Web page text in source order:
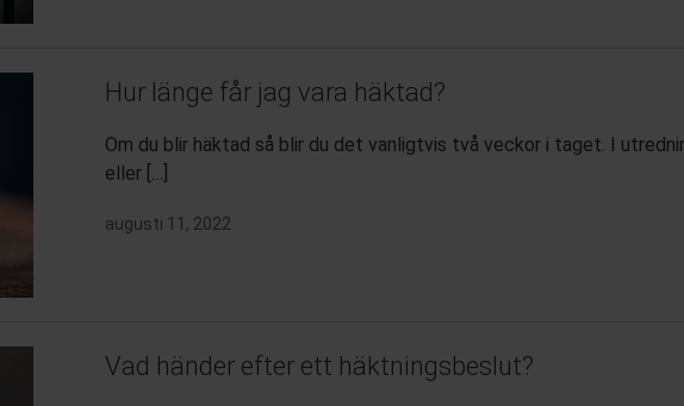
Hur länge får jag vara häktad?
Om du blir häktad så blir du det vanligtvis två veckor i taget. I
eller […]
augusti 11, 2022
Vad händer efter ett häktningsbeslut?